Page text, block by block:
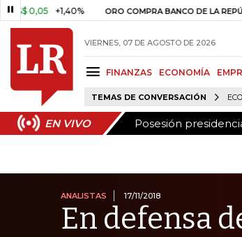
+1,40% ORO COMPRA BANCO DE LA REPÚBLICA $
VIERNES, 07 DE AGOSTO DE 2026
FINANZAS ECONOMÍA
TEMAS DE CONVERSACIÓN
EN VIVO Posesión
EN VIVO Posesión
ANALISTAS 17/11/2018
En defensa